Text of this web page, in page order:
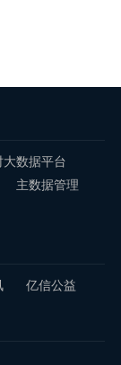
大数据平台
主数据管理
亿信公益